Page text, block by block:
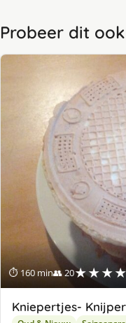
Probeer dit ook
⏱ 160 min👥 20
Kniepertjes-